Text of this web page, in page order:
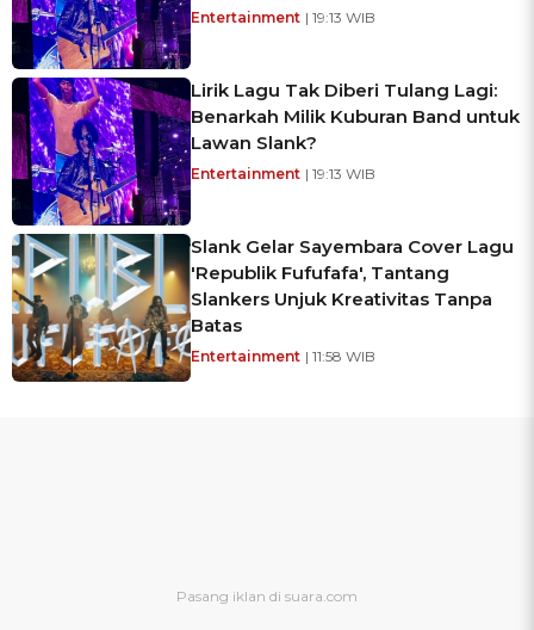
Entertainment | 19:13 WIB
Lirik Lagu Tak Diberi Tulang Lagi:
Benarkah Milik Kuburan Band untuk
Lawan Slank?
Entertainment | 19:13 WIB
Slank Gelar Sayembara Cover Lagu
'Republik Fufufafa', Tantang
Slankers Unjuk Kreativitas Tanpa
Batas
Entertainment | 11:58 WIB